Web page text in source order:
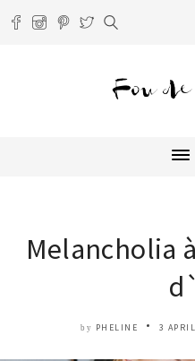
Melancholia
by PHELINE 3 APRIL